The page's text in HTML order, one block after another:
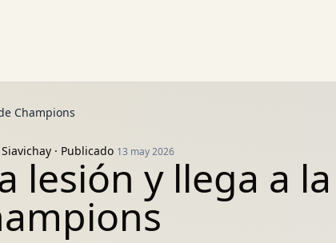
Champions
· Publicado 13 may 2026
lesión y llega a